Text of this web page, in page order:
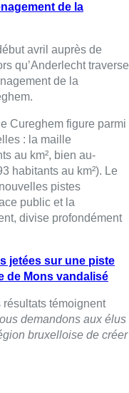
de la
avril auprès de
qu’Anderlecht traverse
de la
Cureghem figure parmi
: la maille
au km², bien au-
habitants au km²). Le
pistes
public et la
divise profondément
jetées sur une piste
de Mons vandalisé
résultats témoignent
demandons aux élus
bruxelloise de créer